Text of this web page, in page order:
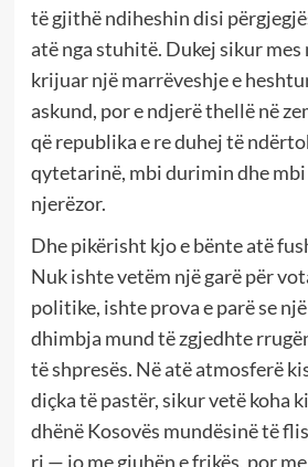
të gjithë ndiheshin disi
atë nga stuhitë. Dukej sikur mes
krijuar një marrëveshje e
askund, por e ndjerë thellë në
që republika e re duhej të
qytetarinë, mbi durimin dhe
njerëzor.
Dhe pikërisht kjo e bënte atë
Nuk ishte vetëm një garë për
politike, ishte prova e parë se
dhimbja mund të zgjedhte
të shpresës. Në atë atmosferë
diçka të pastër, sikur vetë koha
dhënë Kosovës mundësinë të
ri — jo me gjuhën e frikës, por